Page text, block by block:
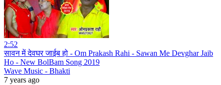
2:52
सावन में देवघर जाईब हो - Om Prakash Rahi - Sawan Me Devghar Jaib
Ho - New BolBam Song 2019
Wave Music - Bhakti
7 years ago